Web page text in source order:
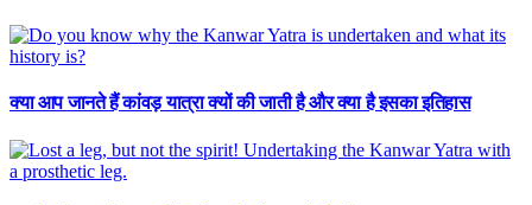
क्या आप जानते हैं कांवड़ यात्रा क्यों की जाती है और क्या है इसका इतिहास